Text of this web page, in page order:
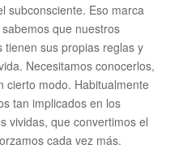
subconsciente. Eso marca
que nuestros
sus propias reglas y
Necesitamos conocerlos,
cierto modo. Habitualmente
tan implicados en los
vividas, que convertimos el
cada vez más.